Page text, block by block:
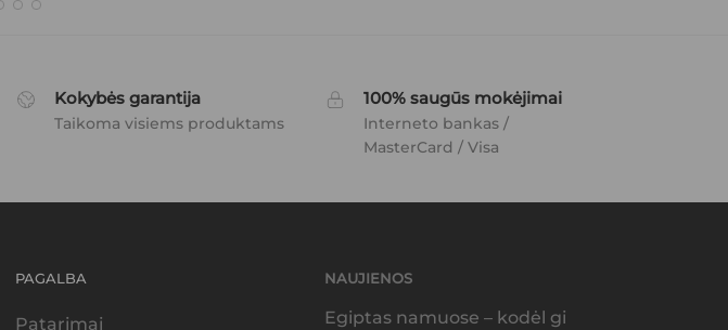
Kokybės garantija
Taikoma visiems produktams
100% saugūs mokėjimai
Interneto bankas /
MasterCard / Visa
PAGALBA
Patarimai
NAUJIENOS
Egiptas namuose – kodėl gi